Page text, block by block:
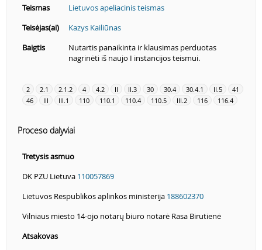
Teismas
Lietuvos apeliacinis teismas
Teisėjas(ai)
Kazys Kailiūnas
Baigtis
Nutartis panaikinta ir klausimas perduotas
nagrinėti iš naujo I instancijos teismui.
2 2.1 2.1.2 4 4.2 II II.3 30 30.4 30.4.1 II.5
41
46
III III.1 110 110.1 110.4 110.5 III.2 116 116.4
Proceso dalyviai
Tretysis asmuo
DK PZU Lietuva 110057869
Lietuvos Respublikos aplinkos ministerija 188602370
Vilniaus miesto 14-ojo notarų biuro notarė Rasa Birutienė
Atsakovas